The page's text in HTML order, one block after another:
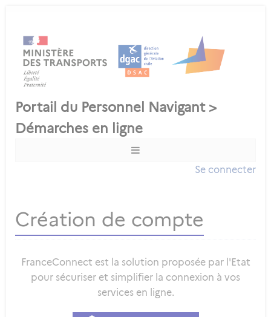
Se connecter
Création de compte
FranceConnect est la solution proposée par l'Etat
pour sécuriser et simplifier la connexion à vos
services en ligne.